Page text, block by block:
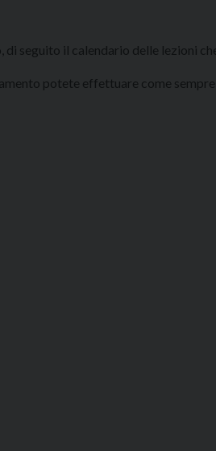
seguito il calendario delle lezioni
potete effettuare come